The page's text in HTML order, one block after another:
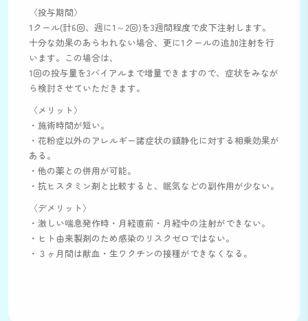
〈投与期間〉
1クール(計6回、週に1～2回)を3週間程度で皮下注射します。
十分な効果のあらわれない場合、更に1クールの追加注射を行
います。この場合は、
1回の投与量を3バイアルまで増量できますので、症状をみなが
ら検討させていただきます。
〈メリット〉
・施術時間が短い。
・花粉症以外のアレルギー諸症状の鎮静化に対する相乗効果が
ある。
・他の薬との併用が可能。
・抗ヒスタミン剤と比較すると、眠気などの副作用が少ない。
〈デメリット〉
・激しい喘息発作時・月経直前・月経中の注射ができない。
・ヒト由来製剤のため感染のリスクゼロではない。
・３ヶ月間は献血・生ワクチンの接種ができなくなる。